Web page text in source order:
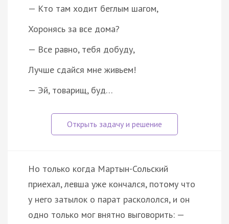
— Кто там ходит беглым шагом,
Хоронясь за все дома?
— Все равно, тебя добуду,
Лучше сдайся мне живьем!
— Эй, товарищ, буд…
Но только когда Мартын-Сольский
приехал, левша уже кончался, потому что
у него затылок о парат раскололся, и он
одно только мог внятно выговорить: —